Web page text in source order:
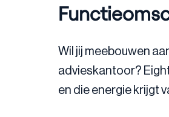
Wil jij meebouwen
advieskantoor?
en die energie krijgt